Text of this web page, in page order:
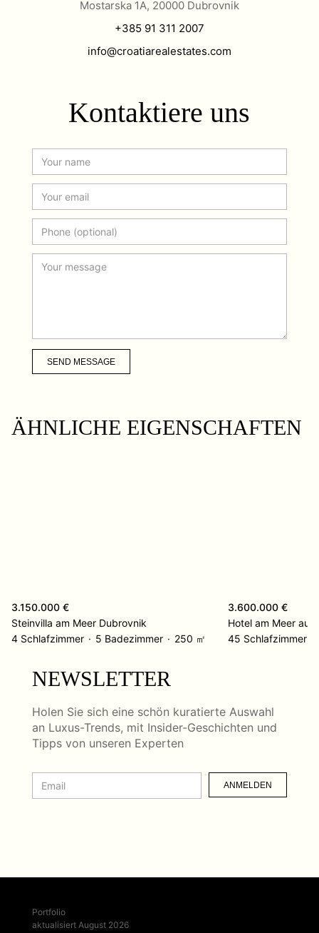
Mostarska 1A, 20000 Dubrovnik
+385 91 311 2007
info@croatiarealestates.com
Kontaktiere uns
SEND MESSAGE
ÄHNLICHE EIGENSCHAFTEN
3.150.000 €
Steinvilla am Meer Dubrovnik
4 Schlafzimmer
5 Badezimmer 250 ㎡
3.600.000 €
Hotel am Meer auf
45 Schlafzimmer
NEWSLETTER
Holen Sie sich eine schön kuratierte Auswahl
an Luxus-Trends, mit Insider-Geschichten und
Tipps von unseren Experten
ANMELDEN
Portfolio
aktualisiert August 2026